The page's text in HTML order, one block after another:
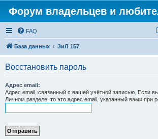
Форум владельцев и
FAQ
База данных ЗиЛ 157
Восстановить пароль
Адрес email:
Адрес email, связанный с вашей учётной записью. Если
Личном разделе, то это адрес email, указанный вами при